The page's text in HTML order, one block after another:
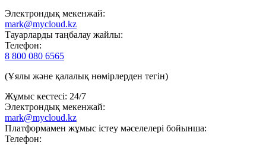
Электрондық мекенжай:
mark@mycloud.kz
Тауарларды таңбалау жайлы:
Телефон:
8 800 080 6565
(Ұялы және қалалық нөмірлерден тегін)
Жұмыс кестесі: 24/7
Электрондық мекенжай:
mark@mycloud.kz
Платформамен жұмыс істеу мәселелері бойынша:
Телефон: